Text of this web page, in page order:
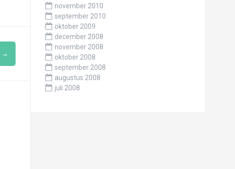
→
november 2010
september 2010
oktober 2009
december 2008
november 2008
oktober 2008
september 2008
augustus 2008
juli 2008